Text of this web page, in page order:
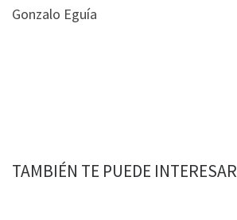
Gonzalo Eguía
TAMBIÉN TE PUEDE INTERESAR